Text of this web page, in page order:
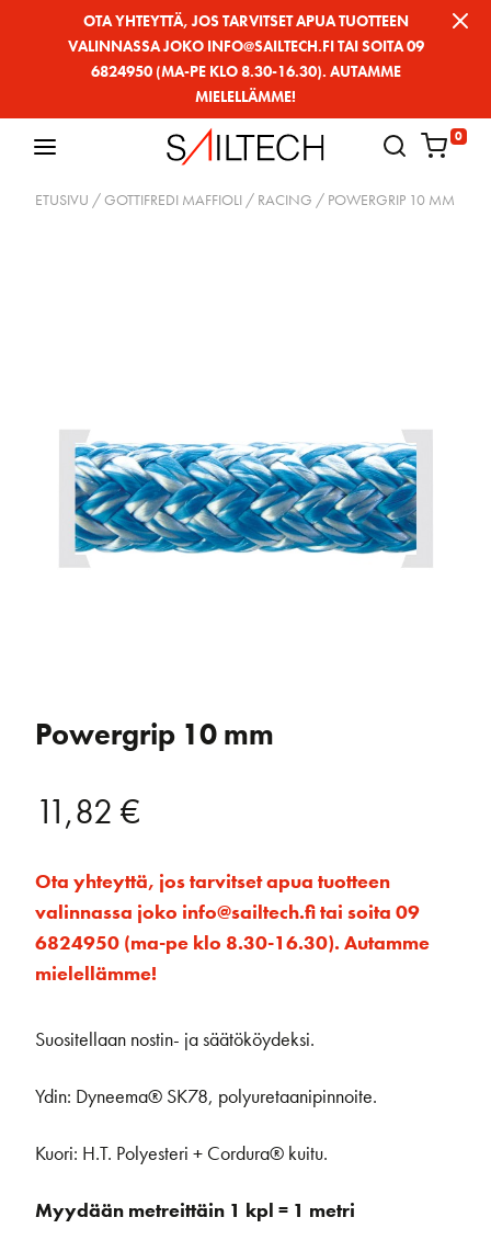
OTA YHTEYTTÄ, JOS TARVITSET APUA TUOTTEEN
VALINNASSA JOKO INFO@SAILTECH.FI TAI SOITA 09
6824950 (MA-PE KLO 8.30-16.30). AUTAMME
MIELELLÄMME!
0
ETUSIVU /GOTTIFREDI MAFFIOLI / RACING / POWERGRIP 10 MM
Powergrip 10 mm
11,82 €
Ota yhteyttä, jos tarvitset apua tuotteen
valinnassa joko info@sailtech.fi tai soita 09
6824950 (ma-pe klo 8.30-16.30). Autamme
mielellämme!
Suositellaan nostin- ja säätököydeksi.
Ydin: Dyneema® SK78, polyuretaanipinnoite.
Kuori: H.T. Polyesteri + Cordura® kuitu.
Myydään metreittäin 1 kpl = 1 metri